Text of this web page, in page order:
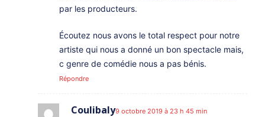
par les producteurs.
Écoutez nous avons le total respect pour notre
artiste qui nous a donné un bon spectacle mais,
c genre de comédie nous a pas bénis.
Répondre
Coulibaly9 octobre 2019 à 23 h 45 min